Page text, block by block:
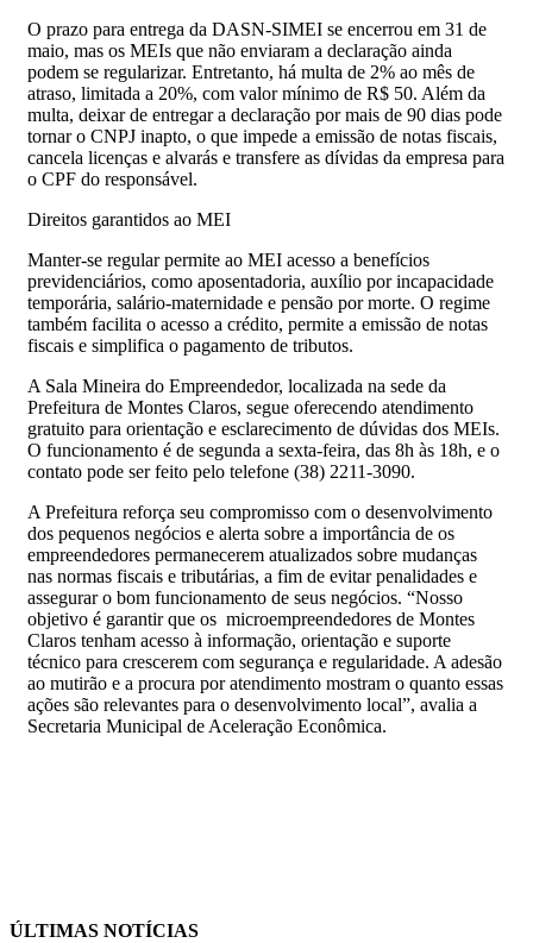
O prazo para entrega da DASN-SIMEI se encerrou em 31 de
maio, mas os MEIs que não enviaram a declaração ainda
podem se regularizar. Entretanto, há multa de 2% ao mês de
atraso, limitada a 20%, com valor mínimo de R$ 50. Além da
multa, deixar de entregar a declaração por mais de 90 dias pode
tornar o CNPJ inapto, o que impede a emissão de notas fiscais,
cancela licenças e alvarás e transfere as dívidas da empresa para
o CPF do responsável.
Direitos garantidos ao MEI
Manter-se regular permite ao MEI acesso a benefícios
previdenciários, como aposentadoria, auxílio por incapacidade
temporária, salário-maternidade e pensão por morte. O regime
também facilita o acesso a crédito, permite a emissão de notas
fiscais e simplifica o pagamento de tributos.
A Sala Mineira do Empreendedor, localizada na sede da
Prefeitura de Montes Claros, segue oferecendo atendimento
gratuito para orientação e esclarecimento de dúvidas dos MEIs.
O funcionamento é de segunda a sexta-feira, das 8h às 18h, e o
contato pode ser feito pelo telefone (38) 2211-3090.
A Prefeitura reforça seu compromisso com o desenvolvimento
dos pequenos negócios e alerta sobre a importância de os
empreendedores permanecerem atualizados sobre mudanças
nas normas fiscais e tributárias, a fim de evitar penalidades e
assegurar o bom funcionamento de seus negócios. “Nosso
objetivo é garantir que os microempreendedores de Montes
Claros tenham acesso à informação, orientação e suporte
técnico para crescerem com segurança e regularidade. A adesão
ao mutirão e a procura por atendimento mostram o quanto essas
ações são relevantes para o desenvolvimento local”, avalia a
Secretaria Municipal de Aceleração Econômica.
ÚLTIMAS NOTÍCIAS